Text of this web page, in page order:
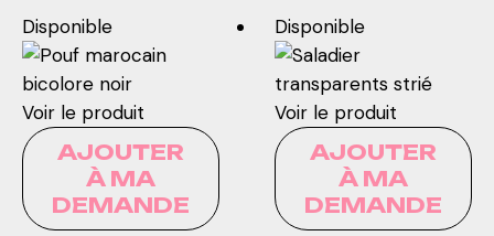
ponpon
souple
160
80
cm
Disponible
Voir le produit
AJOUTER
À MA
DEMANDE
Disponible
Voir le produit
AJOUTER
À MA
DEMANDE